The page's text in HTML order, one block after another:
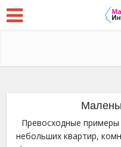
Превосходные
небольших квартир,